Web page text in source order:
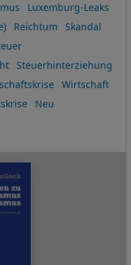
Luxemburg-Leaks
Reichtum
Skandal
Steuerhinterziehung
Wirtschaft
Neu